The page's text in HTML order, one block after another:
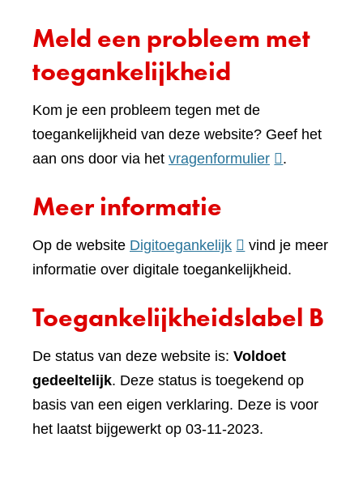
Meld een probleem met
toegankelijkheid
Kom je een probleem tegen met de
toegankelijkheid van deze website? Geef het
aan ons door via het vragenformulier(verwijst
website)
.
Meer informatie
Op de website Digitoegankelijk(verwijst
naar
andere
vind je meer
informatie over digitale toegankelijkheid.
Toegankelijkheidslabel B
De status van deze website is: Voldoet
gedeeltelijk. Deze status is toegekend op
basis van een eigen verklaring. Deze is voor
het laatst bijgewerkt op 03-11-2023.